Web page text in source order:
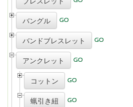
バングル
バンドブレスレット
アンクレット
コットン
蝋引き紐